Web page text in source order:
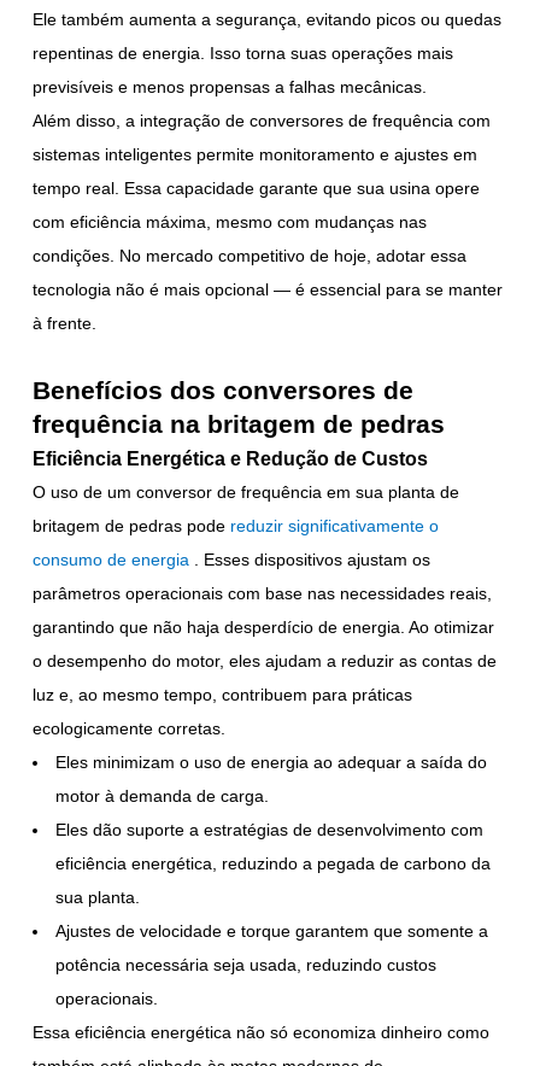
Ele também aumenta a segurança, evitando picos ou quedas
repentinas de energia. Isso torna suas operações mais
previsíveis e menos propensas a falhas mecânicas.
Além disso, a integração de conversores de frequência com
sistemas inteligentes permite monitoramento e ajustes em
tempo real. Essa capacidade garante que sua usina opere
com eficiência máxima, mesmo com mudanças nas
condições. No mercado competitivo de hoje, adotar essa
tecnologia não é mais opcional — é essencial para se manter
à frente.
Benefícios dos conversores de
frequência na britagem de pedras
Eficiência Energética e Redução de Custos
O uso de um conversor de frequência em sua planta de
britagem de pedras pode reduzir significativamente o
consumo de energia
. Esses dispositivos ajustam os
parâmetros operacionais com base nas necessidades reais,
garantindo que não haja desperdício de energia. Ao otimizar
o desempenho do motor, eles ajudam a reduzir as contas de
luz e, ao mesmo tempo, contribuem para práticas
ecologicamente corretas.
Eles minimizam o uso de energia ao adequar a saída do
motor à demanda de carga.
Eles dão suporte a estratégias de desenvolvimento com
eficiência energética, reduzindo a pegada de carbono da
sua planta.
Ajustes de velocidade e torque garantem que somente a
potência necessária seja usada, reduzindo custos
operacionais.
Essa eficiência energética não só economiza dinheiro como